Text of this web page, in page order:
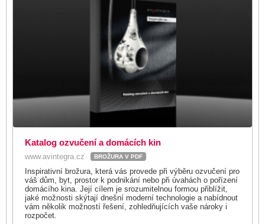
Katalog ozvučení a domácích kin
www.avintegra.cz BROŽURA V PDF
Inspirativní brožura, která vás provede při výběru ozvučení pro
váš dům, byt, prostor k podnikání nebo při úvahách o pořízení
domácího kina. Její cílem je srozumitelnou formou přiblížit,
jaké možnosti skýtají dnešní moderní technologie a nabídnout
vám několik možností řešení, zohledňujících vaše nároky i
rozpočet.